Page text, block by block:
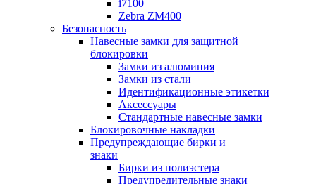
i7100
Zebra ZM400
Безопасность
Навесные замки для защитной
блокировки
Замки из алюминия
Замки из стали
Идентификационные этикетки
Аксессуары
Стандартные навесные замки
Блокировочные накладки
Предупреждающие бирки и
знаки
Бирки из полиэстера
Предупредительные знаки